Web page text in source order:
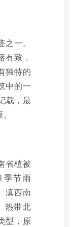
一。
有致，
独特的
中的一
载，最
省植被
季节雨
滇西南
热带北
型，原